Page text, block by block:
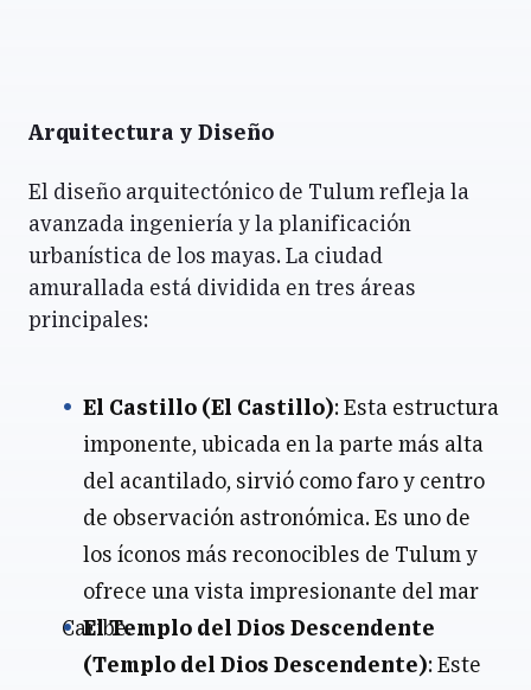
Arquitectura y Diseño
El diseño arquitectónico de Tulum refleja la
avanzada ingeniería y la planificación
urbanística de los mayas. La ciudad
amurallada está dividida en tres áreas
principales:
El Castillo (El Castillo): Esta estructura
imponente, ubicada en la parte más alta
del acantilado, sirvió como faro y centro
de observación astronómica. Es uno de
los íconos más reconocibles de Tulum y
ofrece una vista impresionante del mar
Caribe.
El Templo del Dios Descendente
(Templo del Dios Descendente): Este